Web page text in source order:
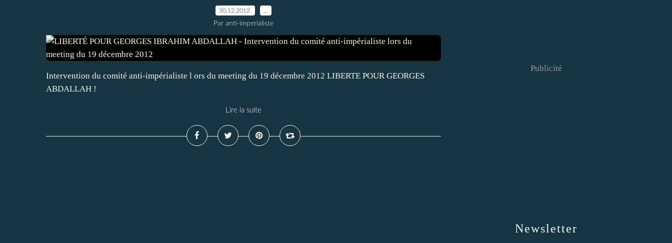
30.12.2012
Par anti-imperialiste
Intervention du comité anti-impérialiste l ors du meeting du 19 décembre 2012 LIBERTE POUR GEORGES
ABDALLAH !
Lire la suite
Newsletter
Publicité